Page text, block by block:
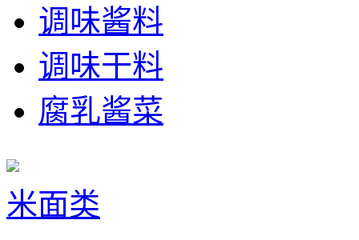
调味酱料
调味干料
腐乳酱菜
米面类